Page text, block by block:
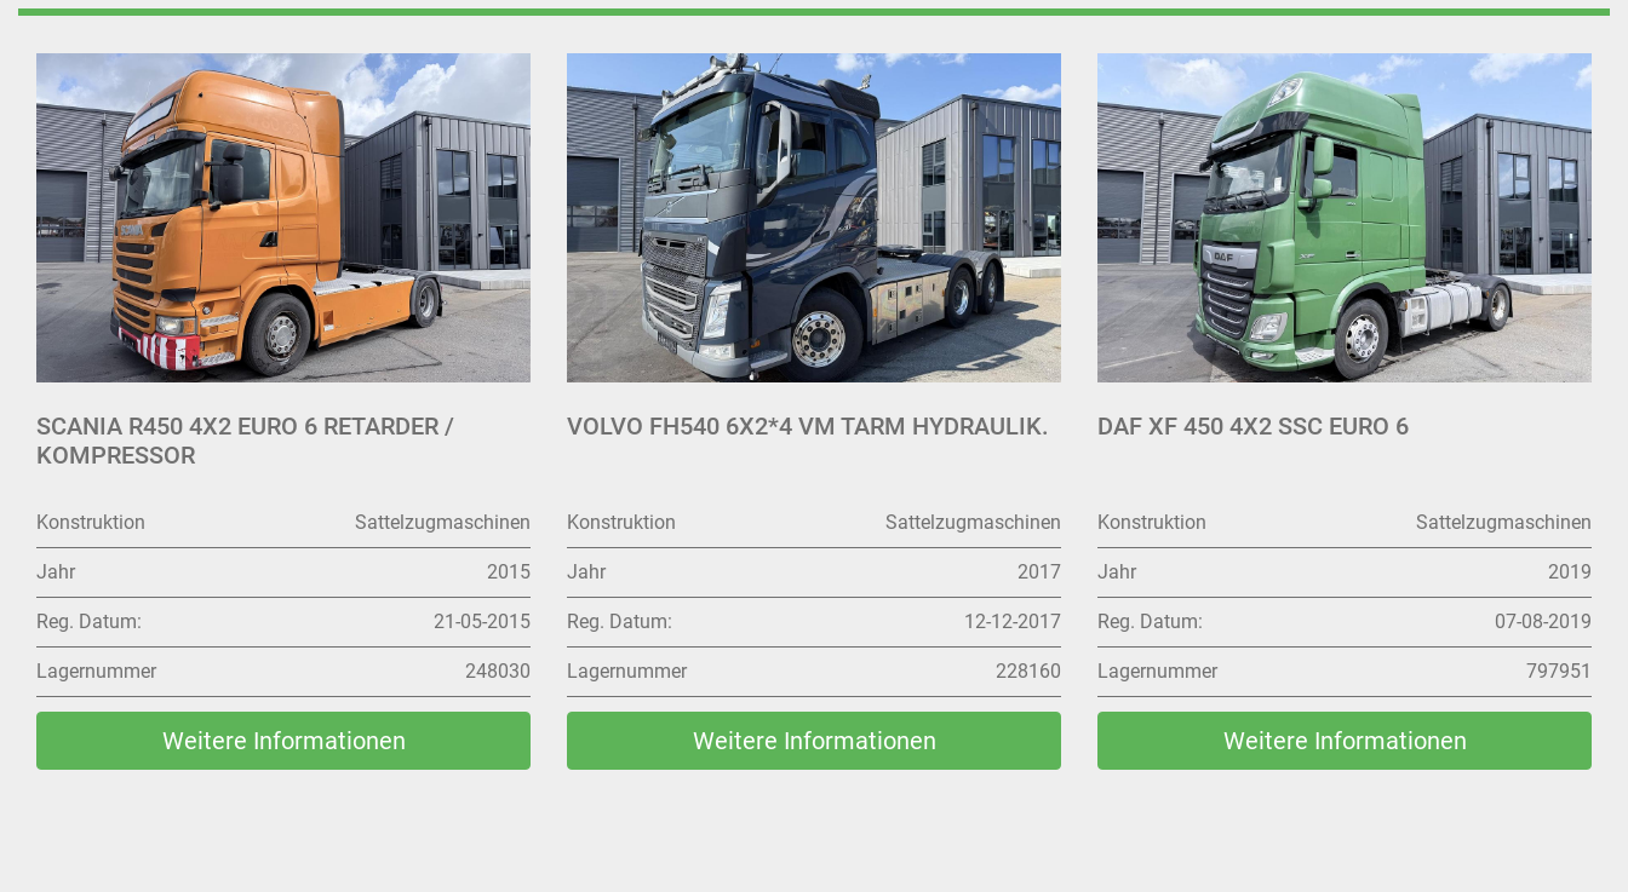
VOLVO FH540 6X2*4 VM TARM HYDRAULIK.
Konstruktion Sattelzugmaschinen
Jahr 2017
Reg. Datum: 12-12-2017
Lagernummer 228160
Weitere Informationen
DAF XF 450 4X2 SSC EURO 6
Konstruktion Sattelzugmaschinen
Jahr 2019
Reg. Datum: 07-08-2019
Lagernummer 797951
Weitere Informationen
SCANIA R450 4X2 EURO 6 RETARDER /
Konstruktion Sattelzugmaschinen
Jahr 2015
Reg. Datum: 21-05-2015
Lagernummer 248030
Weitere Informationen